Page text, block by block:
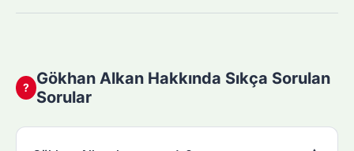
? Gökhan Alkan Hakkında Sıkça Sorulan
Sorular